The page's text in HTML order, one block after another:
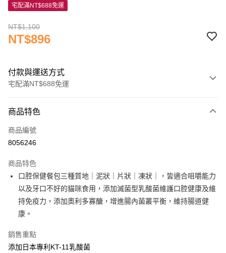
宅配滿NT$688免運
NT$1,100
NT$896
付款與運送方式
宅配滿NT$688免運
信用卡一次付款
信用卡分期付款
合作金庫商業銀行
華南商業銀行
彰化商業銀行
上海商業儲蓄銀行
台北富邦商業銀行
國泰世華商業銀行
兆豐國際商業銀行
臺灣中小企業銀行
聯邦商業銀行
元大商業銀行
6 期 0 利率 每期
華南商業銀行
彰化商業銀行
上海商業儲蓄銀行
台北富邦商業銀行
國泰世華商業銀行
匯豐（台灣）商業銀行
聯邦商業銀行
超商取貨付款
LINE Pay
街口支付
商品特色
商品編號
8056246
商品特色
口腔保健餐包三種質地｜泥狀｜片狀｜凍狀｜，皆適合咀嚼能力
以及牙口不好的貓咪食用，添加滅菌型乳酸菌維護口腔健康及維
持免疫力，添加奧利多寡醣，增進腸內菌叢平衡，維持腸道健
康。
銷售重點
添加日本專利KT-11乳酸菌